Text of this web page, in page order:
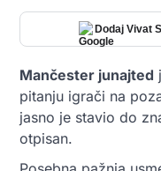
Dodaj Vivat
Mančester junajted
pitanju igrači na
jasno je stavio do
otpisan.